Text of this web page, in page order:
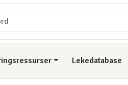
Lekedatabase